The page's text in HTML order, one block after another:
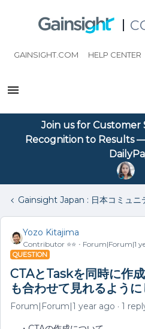
GAINSIGHT.COM HELP CENTER
Join us for Customer
Recognition to Results
Gainsight Japan : 日本コミュニ
Yozo Kitajima
Contributor ⭐️⭐️ Forum|Forum|1
QUESTION
CTAとTaskを同時に作
も合わせて見れるよう
Forum|Forum|1 year ago 1